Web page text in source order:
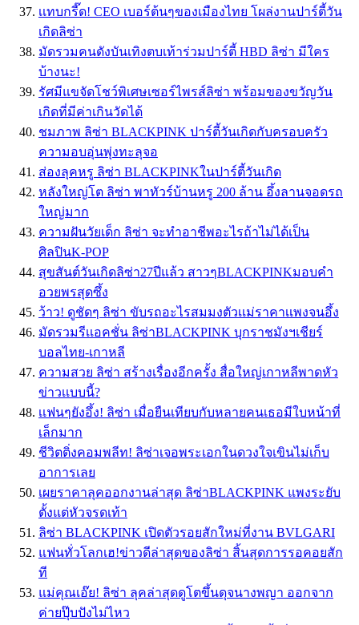
เเทบกรี๊ด! CEO เบอร์ต้นๆของเมืองไทย โผล่งานปาร์ตี้วัน
เกิดลิซ่า
มัดรวมคนดังบันเทิงตบเท้าร่วมปาร์ตี้ HBD ลิซ่า มีใคร
บ้างนะ!
รัศมีแขจัดโชว์พิเศษเซอร์ไพรส์ลิซ่า พร้อมของขวัญวัน
เกิดที่มีค่าเกินวัดได้
ชมภาพ ลิซ่า BLACKPINK ปาร์ตี้วันเกิดกับครอบครัว
ความอบอุ่นพุ่งทะลุจอ
ส่องลุคหรู ลิซ่า BLACKPINKในปาร์ตี้วันเกิด
หลังใหญ่โต ลิซ่า พาทัวร์บ้านหรู 200 ล้าน อึ้งลานจอดรถ
ใหญ่มาก
ความฝันวัยเด็ก ลิซ่า จะทำอาชีพอะไรถ้าไม่ได้เป็น
ศิลปินK-POP
สุขสันต์วันเกิดลิซ่า27ปีแล้ว สาวๆBLACKPINKมอบคำ
อวยพรสุดซึ้ง
ว้าว! ดูชัดๆ ลิซ่า ขับรถอะไรสมมงตัวเเม่ราคาเเพงจนอึ้ง
มัดรวมรีเเอคชั่น ลิซ่าBLACKPINK บุกราชมังฯเชียร์
บอลไทย-เกาหลี
ความสวย ลิซ่า สร้างเรื่องอีกครั้ง สื่อใหญ่เกาหลีพาดหัว
ข่าวเเบบนี้?
เเฟนๆยังอึ้ง! ลิซ่า เมื่อยืนเทียบกับหลายคนเธอมีใบหน้าที่
เล็กมาก
ชีวิตติ่งคอมพลีท! ลิซ่าเจอพระเอกในดวงใจเขินไม่เก็บ
อาการเลย
เผยราคาลุคออกงานล่าสุด ลิซ่าBLACKPINK แพงระยับ
ตั้งแต่หัวจรดเท้า
ลิซ่า BLACKPINK เปิดตัวรอยสักใหม่ที่งาน BVLGARI
แฟนทั่วโลกเฮ!ข่าวดีล่าสุดของลิซ่า สิ้นสุดการรอคอยสัก
ที
แม่คุณเอ๊ย! ลิซ่า ลุคล่าสุดดูโตขึ้นดุจนางพญา ออกจาก
ค่ายปุ๊บปังไม่ไหว